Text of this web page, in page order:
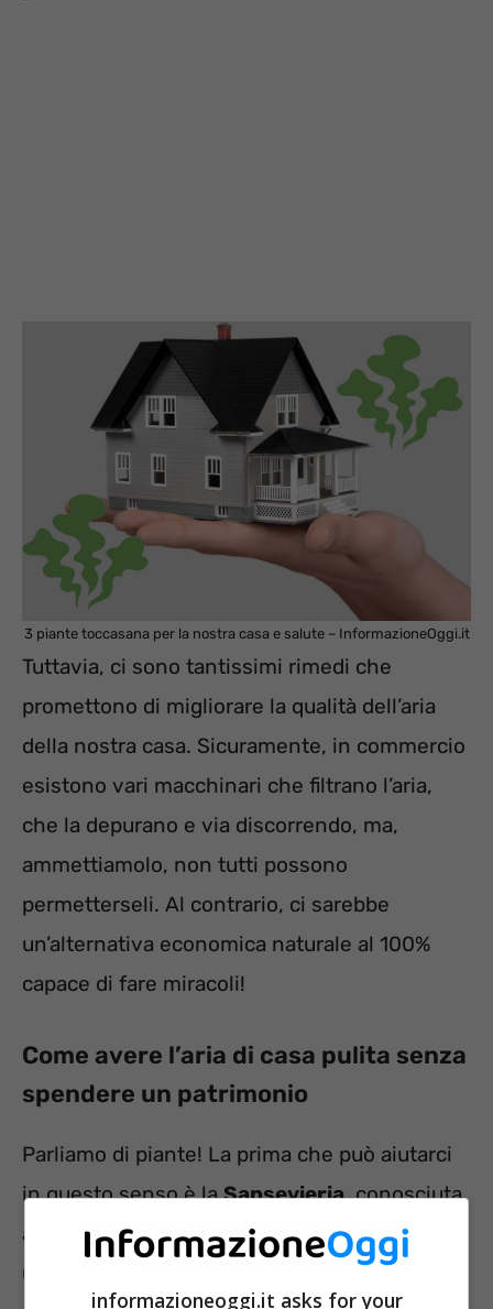
3 piante toccasana per la nostra casa e salute – InformazioneOggi.it
Tuttavia, ci sono tantissimi rimedi che
promettono di migliorare la qualità dell’aria
della nostra casa. Sicuramente, in commercio
esistono vari macchinari che filtrano l’aria,
che la depurano e via discorrendo, ma,
ammettiamolo, non tutti possono
permetterseli. Al contrario, ci sarebbe
un’alternativa economica naturale al 100%
capace di fare miracoli!
Come avere l’aria di casa pulita senza
spendere un patrimonio
Parliamo di piante! La prima che può aiutarci
in questo senso è laSansevieria, conosciuta
anche come la “Lingua di suocera”. Si tratta di
una pianta robusta che non necessita di
informazioneoggi.it asks for your